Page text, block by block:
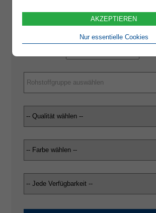
Rohstoffgruppe auswählen
AKZEPTIEREN
Nur essentielle Cookies